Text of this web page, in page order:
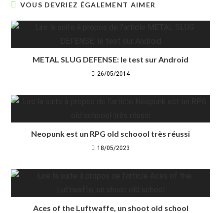
VOUS DEVRIEZ ÉGALEMENT AIMER
METAL SLUG DEFENSE: le test sur Android
26/05/2014
Neopunk est un RPG old schoool très réussi
18/05/2023
Aces of the Luftwaffe, un shoot old school